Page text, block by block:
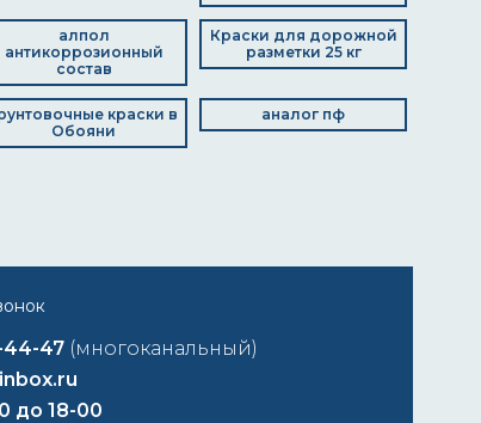
алпол
антикоррозионный
состав
Краски для дорожной
разметки 25 кг
краски в
Обояни
аналог пф
44-47 (многоканальный)
до 18-00